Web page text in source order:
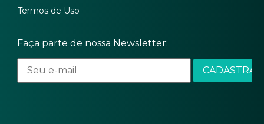
Termos de Uso
Faça parte de nossa Newsletter: